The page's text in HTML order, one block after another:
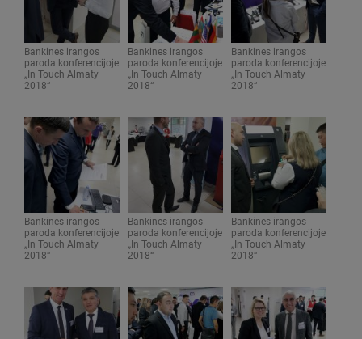
Bankines irangos
paroda konferencijoje
„In Touch Almaty
2018“
Bankines irangos
paroda konferencijoje
„In Touch Almaty
2018“
Bankines irangos
paroda konferencijoje
„In Touch Almaty
2018“
Bankines irangos
paroda konferencijoje
„In Touch Almaty
2018“
Bankines irangos
paroda konferencijoje
„In Touch Almaty
2018“
Bankines irangos
paroda konferencijoje
„In Touch Almaty
2018“